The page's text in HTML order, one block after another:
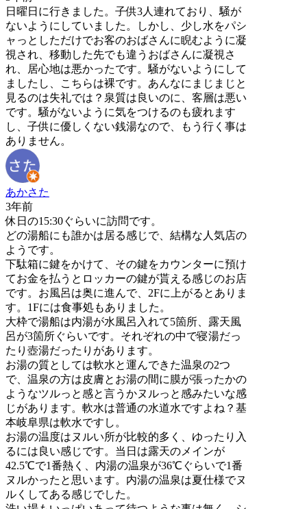
日曜日に行きました。子供3人連れており、騒が
ないようにしていました。しかし、少し水をパシ
ャっとしただけでお客のおばさんに睨むように凝
視され、移動した先でも違うおばさんに凝視さ
れ、居心地は悪かったです。騒がないようにして
ましたし、こちらは裸です。あんなにまじまじと
見るのは失礼では？泉質は良いのに、客層は悪い
です。騒がないように気をつけるのも疲れます
し、子供に優しくない銭湯なので、もう行く事は
ありません。
あかさた
3年前
休日の15:30ぐらいに訪問です。
どの湯船にも誰かは居る感じで、結構な人気店の
ようです。
下駄箱に鍵をかけて、その鍵をカウンターに預け
てお金を払うとロッカーの鍵が貰える感じのお店
です。お風呂は奥に進んで、2Fに上がるとありま
す。1Fには食事処もありました。
大枠で湯船は内湯が水風呂入れて5箇所、露天風
呂が3箇所ぐらいです。それぞれの中で寝湯だっ
たり壺湯だったりがあります。
お湯の質としては軟水と運んできた温泉の2つ
で、温泉の方は皮膚とお湯の間に膜が張ったかの
ようなツルっと感と言うかヌルっと感みたいな感
じがあります。軟水は普通の水道水ですよね？基
本岐阜県は軟水ですし。
お湯の温度はヌルい所が比較的多く、ゆったり入
るには良い感じです。当日は露天のメインが
42.5℃で1番熱く、内湯の温泉が36℃ぐらいで1番
ヌルかったと思います。内湯の温泉は夏仕様でヌ
ルくしてある感じでした。